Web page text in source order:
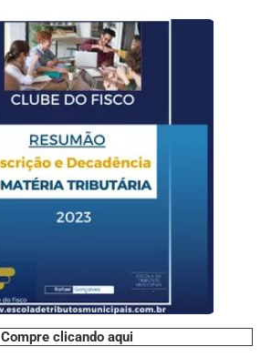
Compre clicando aqui